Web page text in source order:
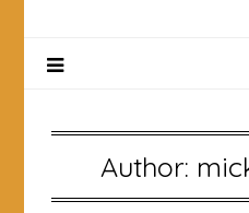
Author: